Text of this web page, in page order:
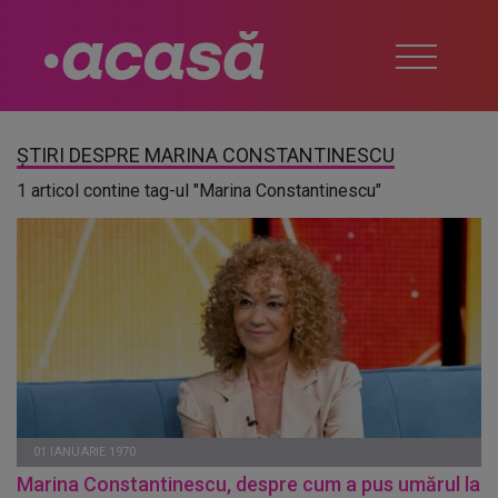
ȘTIRI DESPRE MARINA CONSTANTINESCU
1 articol contine tag-ul "Marina Constantinescu"
01 IANUARIE 1970
Marina Constantinescu, despre cum a pus umărul la